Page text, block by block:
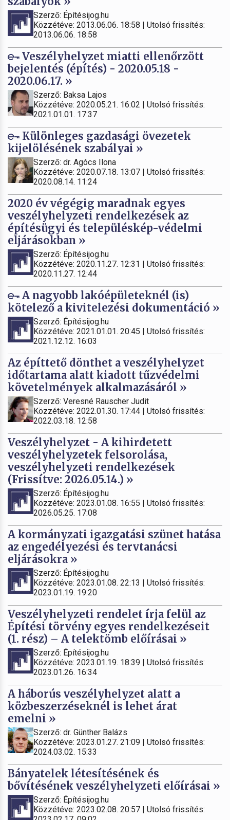
Szerző: Építésijog.hu
Közzétéve: 2013.06.06. 18:58 | Utolsó frissítés:
2013.06.06. 18:58
Veszélyhelyzet miatti ellenőrzött
bejelentés (építés) - 2020.05.18 -
2020.06.17. »
Szerző: Baksa Lajos
Közzétéve: 2020.05.21. 16:02 | Utolsó frissítés:
2021.01.01. 17:37
Különleges gazdasági övezetek
kijelölésének szabályai »
Szerző: dr. Agócs Ilona
Közzétéve: 2020.07.18. 13:07 | Utolsó frissítés:
2020.08.14. 11:24
2020 év végégig maradnak egyes
veszélyhelyzeti rendelkezések az
építésügyi és településkép-védelmi
eljárásokban »
Szerző: Építésijog.hu
Közzétéve: 2020.11.27. 12:31 | Utolsó frissítés:
2020.11.27. 12:44
A nagyobb lakóépületeknél (is)
kötelező a kivitelezési dokumentáció »
Szerző: Építésijog.hu
Közzétéve: 2021.01.01. 20:45 | Utolsó frissítés:
2021.12.12. 16:03
Az építtető dönthet a veszélyhelyzet
időtartama alatt kiadott tűzvédelmi
követelmények alkalmazásáról »
Szerző: Veresné Rauscher Judit
Közzétéve: 2022.01.30. 17:44 | Utolsó frissítés:
2022.03.18. 12:58
Veszélyhelyzet - A kihirdetett
veszélyhelyzetek felsorolása,
veszélyhelyzeti rendelkezések
(Frissítve: 2026.05.14.) »
Szerző: Építésijog.hu
Közzétéve: 2023.01.08. 16:55 | Utolsó frissítés:
2026.05.25. 17:08
A kormányzati igazgatási szünet hatása
az engedélyezési és tervtanácsi
eljárásokra »
Szerző: Építésijog.hu
Közzétéve: 2023.01.08. 22:13 | Utolsó frissítés:
2023.01.19. 19:20
Veszélyhelyzeti rendelet írja felül az
Építési törvény egyes rendelkezéseit
(1. rész) – A telektömb előírásai »
Szerző: Építésijog.hu
Közzétéve: 2023.01.19. 18:39 | Utolsó frissítés:
2023.01.26. 16:34
A háborús veszélyhelyzet alatt a
közbeszerzéseknél is lehet árat
emelni »
Szerző: dr. Günther Balázs
Közzétéve: 2023.01.27. 21:09 | Utolsó frissítés:
2024.03.02. 15:33
Bányatelek létesítésének és
bővítésének veszélyhelyzeti előírásai »
Szerző: Építésijog.hu
Közzétéve: 2023.02.08. 20:57 | Utolsó frissítés: